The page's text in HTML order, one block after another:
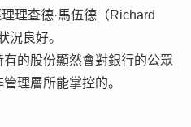
理查德·馬伍德（Richard
況良好。
的股份顯然會對銀行的公眾
理層所能掌控的。